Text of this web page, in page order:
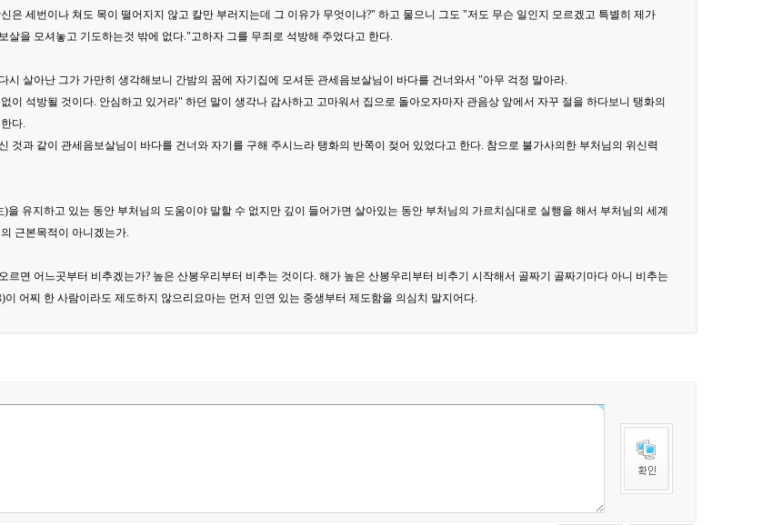
은 세번이나 쳐도 목이 떨어지지 않고 칼만 부러지는데 그 이유가 무엇이냐?" 하고 물으니 그도 "저도 무슨 일인지 모르겠고 특별히 제가
살을 모셔놓고 기도하는것 밖에 없다."고하자 그를 무죄로 석방해 주었다고 한다.
시 살아난 그가 가만히 생각해보니 간밤의 꿈에 자기집에 모셔둔 관세음보살님이 바다를 건너와서 "아무 걱정 말아라.
이 석방될 것이다. 안심하고 있거라" 하던 말이 생각나 감사하고 고마워서 집으로 돌아오자마자 관음상 앞에서 자꾸 절을 하다보니 탱화의
다.
것과 같이 관세음보살님이 바다를 건너와 자기를 구해 주시느라 탱화의 반쪽이 젖어 있었다고 한다. 참으로 불가사의한 부처님의 위신력
)을 유지하고 있는 동안 부처님의 도움이야 말할 수 없지만 깊이 들어가면 살아있는 동안 부처님의 가르치심대로 실행을 해서 부처님의 세계
근본목적이 아니겠는가.
르면 어느곳부터 비추겠는가? 높은 산봉우리부터 비추는 것이다. 해가 높은 산봉우리부터 비추기 시작해서 골짜기 골짜기마다 아니 비추는
이 어찌 한 사람이라도 제도하지 않으리요마는 먼저 인연 있는 중생부터 제도함을 의심치 말지어다.